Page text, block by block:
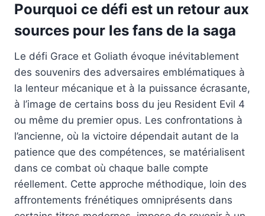
Pourquoi ce défi est un retour aux
sources pour les fans de la saga
Le défi Grace et Goliath évoque inévitablement
des souvenirs des adversaires emblématiques à
la lenteur mécanique et à la puissance écrasante,
à l’image de certains boss du jeu Resident Evil 4
ou même du premier opus. Les confrontations à
l’ancienne, où la victoire dépendait autant de la
patience que des compétences, se matérialisent
dans ce combat où chaque balle compte
réellement. Cette approche méthodique, loin des
affrontements frénétiques omniprésents dans